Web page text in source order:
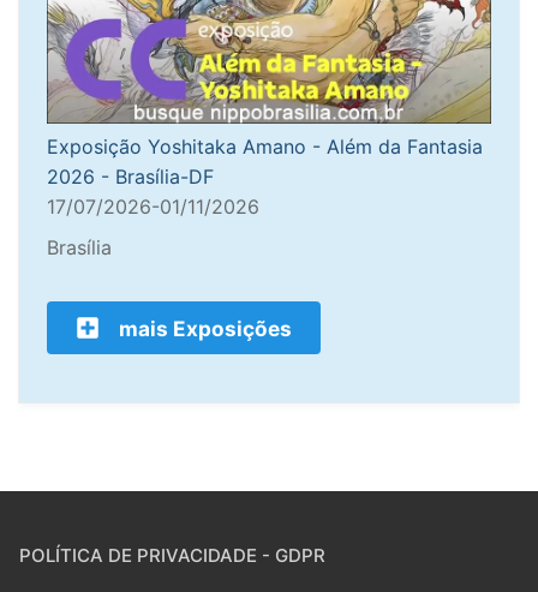
Exposição Yoshitaka Amano - Além da Fantasia
2026 - Brasília-DF
17/07/2026-01/11/2026
Brasília
mais Exposições
POLÍTICA DE PRIVACIDADE - GDPR